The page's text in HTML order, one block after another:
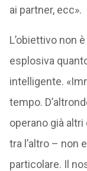
ai partner, ecc».
L’obiettivo non
esplosiva
intelligente.
tempo.
operano già
tra l’altro – non
particolare. Il